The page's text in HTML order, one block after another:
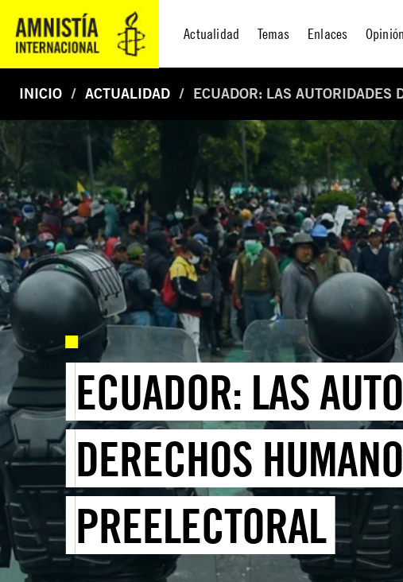
Actualidad Temas Enlaces Opinión
INICIO ACTUALIDAD ECUADOR: LAS AUTORIDADES
ECUADOR: LAS
DERECHOS
PREELECTORAL